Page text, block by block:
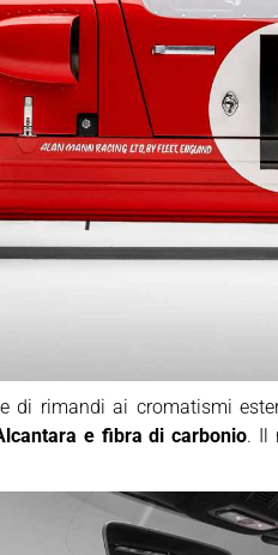
di rimandi ai cromatismi
e fibra di carbonio. Il